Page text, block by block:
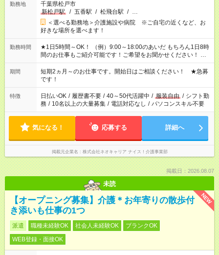
勤務地
千葉県松戸市
新松戸駅
/ 五香駅 / 松飛台駅 / …
＜選べる勤務地＞介護施設や病院 ※ご自宅の近くなど、お
好きな場所を選べます！
勤務時間
★1日5時間～OK！ （例）9:00～18:00のあいだ もちろん1日8時
間のお仕事もご紹介可能です！ご希望をお聞かせください！ ★
家庭の都合でお休みが必要な場合も遠慮なくご相談ください。
※週最低15時間以上の勤務が必要です
期間
短期2ヵ月～のお仕事です。開始日はご相談ください！ ★急募
です！
特徴 日払いOK / 履歴書不要 / 40～50代活躍中 / 服装自由 / シフト勤
務 / 10名以上の大量募集 / 電話対応なし / パソコンスキル不要
気になる！ 応募する 詳細へ
掲載元企業名 株式会社ネオキャリア ナイス！介護事業部
掲載日：2026.08.07
未読
NEW
【オープニング募集】介護＊お年寄りの散歩付
き添いも仕事の1つ
派遣 職種未経験OK 社会人未経験OK
ブランクOK
WEB登録・面接OK